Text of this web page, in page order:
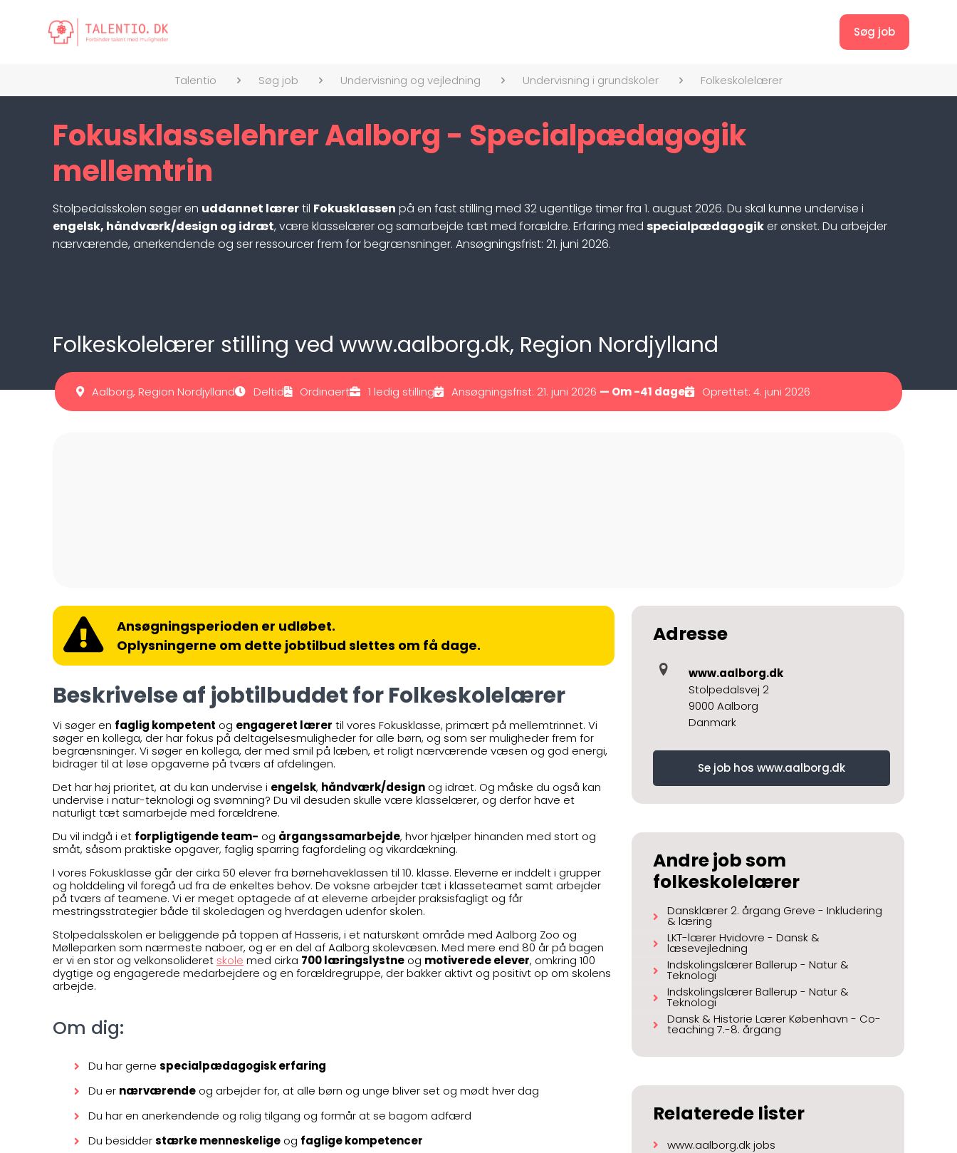
Søg job
Talentio Søg job Undervisning og vejledning Undervisning i grundskoler Folkeskolelærer
Fokusklasselehrer Aalborg - Specialpædagogik
mellemtrin
Stolpedalsskolen søger en uddannet lærertil Fokusklassen på en fast stilling med 32 ugentlige timer fra 1. august 2026. Du skal kunne undervise i
engelsk, håndværk/design og idræt, være klasselærer og samarbejde tæt med forældre. Erfaring med specialpædagogiker ønsket. Du arbejder
nærværende, anerkendende og ser ressourcer frem for begrænsninger. Ansøgningsfrist: 21. juni 2026.
Folkeskolelærer stilling ved www.aalborg.dk, Region Nordjylland
Aalborg, Region Nordjylland Deltid Ordinaert 1 ledig stilling Ansøgningsfrist: 21. juni 2026 — Om -41 dage Oprettet: 4. juni 2026
Ansøgningsperioden er udløbet.
Oplysningerne om dette jobtilbud slettes om få dage.
Beskrivelse af jobtilbuddet for Folkeskolelærer
Vi søger en faglig kompetent og engageret lærer til vores Fokusklasse, primært på mellemtrinnet. Vi
søger en kollega, der har fokus på deltagelsesmuligheder for alle børn, og som ser muligheder frem for
begrænsninger. Vi søger en kollega, der med smil på læben, et roligt nærværende væsen og god energi,
bidrager til at løse opgaverne på tværs af afdelingen.
Det har høj prioritet, at du kan undervise i engelsk, håndværk/design og idræt. Og måske du også kan
undervise i natur-teknologi og svømning? Du vil desuden skulle være klasselærer, og derfor have et
naturligt tæt samarbejde med forældrene.
Du vil indgå i et forpligtigende team- og årgangssamarbejde, hvor hjælper hinanden med stort og
småt, såsom praktiske opgaver, faglig sparring fagfordeling og vikardækning.
I vores Fokusklasse går der cirka 50 elever fra børnehaveklassen til 10. klasse. Eleverne er inddelt i grupper
og holddeling vil foregå ud fra de enkeltes behov. De voksne arbejder tæt i klasseteamet samt arbejder
på tværs af teamene. Vi er meget optagede af at eleverne arbejder praksisfagligt og får
mestringsstrategier både til skoledagen og hverdagen udenfor skolen.
Stolpedalsskolen er beliggende på toppen af Hasseris, i et naturskønt område med Aalborg Zoo og
Mølleparken som nærmeste naboer, og er en del af Aalborg skolevæsen. Med mere end 80 år på bagen
er vi en stor og velkonsolideret skole med cirka 700 læringslystne og motiverede elever, omkring 100
dygtige og engagerede medarbejdere og en forældregruppe, der bakker aktivt og positivt op om skolens
arbejde.
Om dig:
Du har gerne specialpædagogisk erfaring
Du er nærværende og arbejder for, at alle børn og unge bliver set og mødt hver dag
Du har en anerkendende og rolig tilgang og formår at se bagom adfærd
Du besidderstærke menneskelige og faglige kompetencer
Adresse
www.aalborg.dk
Stolpedalsvej 2
9000 Aalborg
Danmark
Se job hos www.aalborg.dk
Andre job som
folkeskolelærer
Dansklærer 2. årgang Greve - Inkludering
& læring
LKT-lærer Hvidovre - Dansk &
læsevejledning
Indskolingslærer Ballerup - Natur &
Teknologi
Indskolingslærer Ballerup - Natur &
Teknologi
Dansk & Historie Lærer København - Co-
teaching 7.-8. årgang
Relaterede lister
www.aalborg.dk jobs